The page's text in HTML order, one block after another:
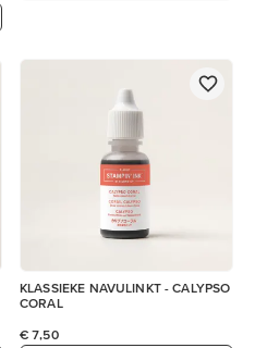
KLASSIEKE NAVULINKT - CALYPSO
CORAL
€ 7,50